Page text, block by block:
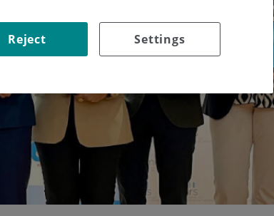
Settings
Reject